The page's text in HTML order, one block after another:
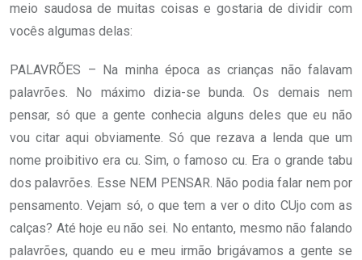
meio saudosa de muitas coisas e gostaria de dividir com
vocês algumas delas:
PALAVRÕES – Na minha época as crianças não falavam
palavrões. No máximo dizia-se bunda. Os demais nem
pensar, só que a gente conhecia alguns deles que eu não
vou citar aqui obviamente. Só que rezava a lenda que um
nome proibitivo era cu. Sim, o famoso cu. Era o grande tabu
dos palavrões. Esse NEM PENSAR. Não podia falar nem por
pensamento. Vejam só, o que tem a ver o dito CUjo com as
calças? Até hoje eu não sei. No entanto, mesmo não falando
palavrões, quando eu e meu irmão brigávamos a gente se